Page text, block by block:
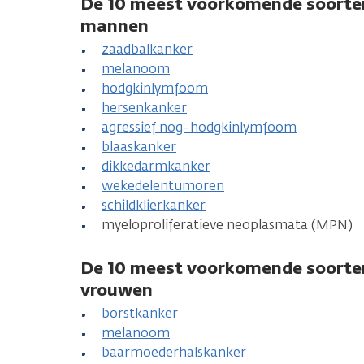
mannen
zaadbalkanker
melanoom
hodgkinlymfoom
hersenkanker
agressief nog-hodgkinlymfoom
blaaskanker
dikkedarmkanker
wekedelentumoren
schildklierkanker
myeloproliferatieve neoplasmata (MPN)
De 10 meest voorkomende
vrouwen
borstkanker
melanoom
baarmoederhalskanker